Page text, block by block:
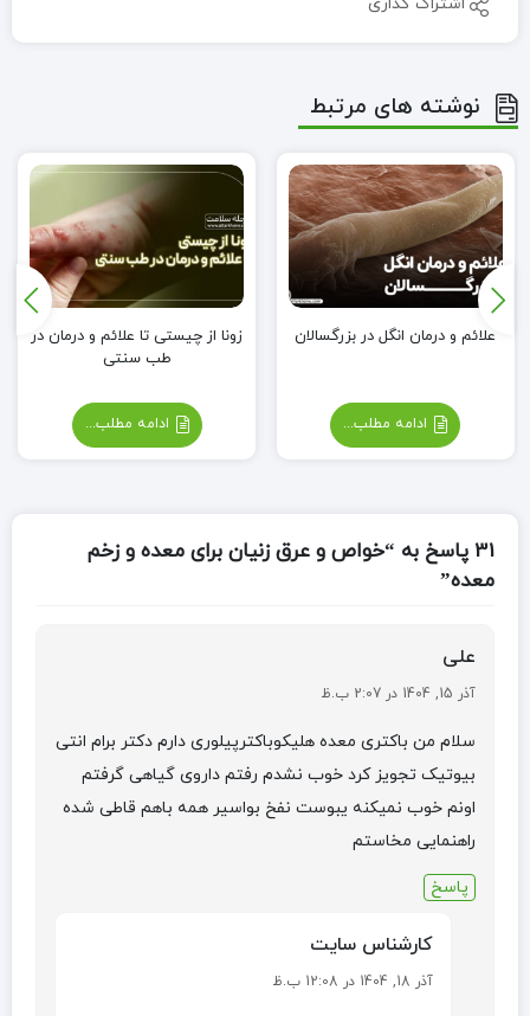
نوشته های مرتبط
علائم و درمان انگل در بزرگسالان
ادامه مطلب...
زونا از چیستی تا علائم و درمان در
طب سنتی
ادامه مطلب...
31 پاسخ به “خواص و عرق زنیان برای معده و زخم
معده”
علی
آذر 15, 1404 در 2:07 ب.ظ
سلام من باکتری معده هلیکوباکترپیلوری دارم دکتر برام انتی
بیوتیک تجویز کرد خوب نشدم رفتم داروی گیاهی گرفتم
اونم خوب نمیکنه یبوست نفخ بواسیر همه باهم قاطی شده
راهنمایی مخاستم
پاسخ
کارشناس سایت
آذر 18, 1404 در 12:08 ب.ظ